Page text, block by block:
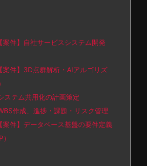
案件】自社サービスシステム開発
案件】3D点群解析・AIアルゴリズ
ステム共用化の計画策定
作成、進捗・課題・リスク管理
案件】データベース基盤の要件定義